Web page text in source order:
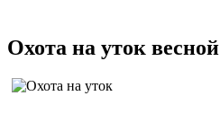
Охота на уток весной